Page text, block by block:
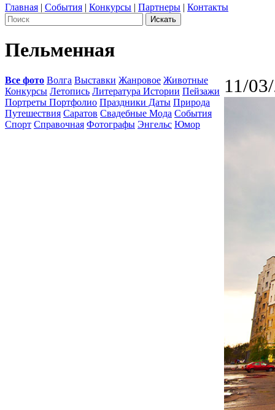
Главная | События | Конкурсы | Партнеры | Контакты
Пельменная
Все фото Волга Выставки Жанровое Животные
Конкурсы Летопись Литература Истории Пейзажи
Портреты Портфолио Праздники Даты Природа
Путешествия Саратов Свадебные Мода События
Спорт Справочная Фотографы Энгельс Юмор
11/